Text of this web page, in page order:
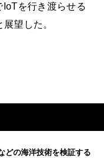
を行き渡らせる
望した。
どの海洋技術を検証する